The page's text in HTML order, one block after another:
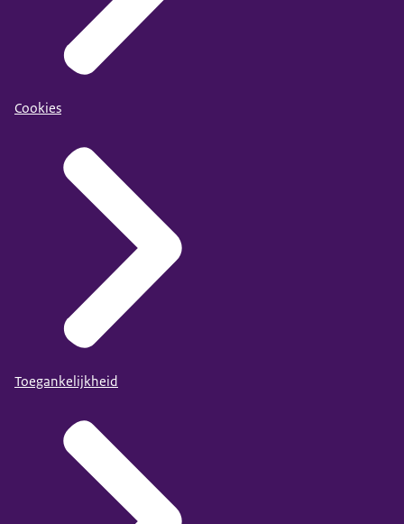
Cookies
Toegankelijkheid